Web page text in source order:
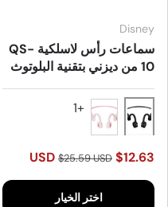
Disney
سماعات رأس لاسلكية QS-
10 من ديزني بتقنية البلوتوث
$12.63 USD
$25.59 USD
اختر الخيار